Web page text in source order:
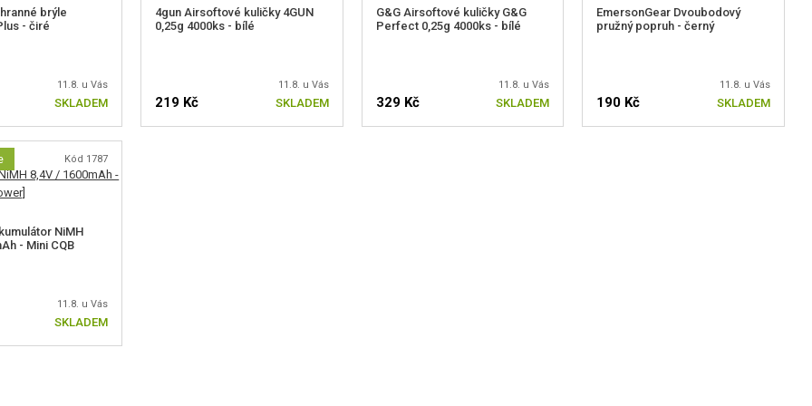
brýle
- čiré
11.8. u Vás
SKLADEM
4gun Airsoftové kuličky 4GUN
0,25g 4000ks - bílé
11.8. u Vás
219 Kč SKLADEM
G&G Airsoftové kuličky G&G
Perfect 0,25g 4000ks - bílé
11.8. u Vás
329 Kč SKLADEM
EmersonGear Dvoubodový
pružný popruh - černý
11.8. u Vás
190 Kč SKLADEM
Kód 1787
NiMH
- Mini CQB
11.8. u Vás
SKLADEM